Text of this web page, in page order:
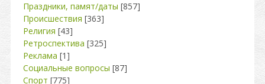
Праздники, памят/даты [857]
Происшествия [363]
Религия [43]
Ретроспектива [325]
Реклама [1]
Социальные вопросы [87]
Спорт [775]